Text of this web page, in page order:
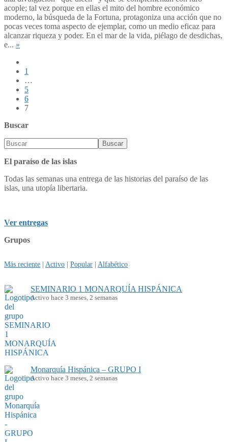
acople; tal vez porque en ellas el mito del hombre económico
moderno, la búsqueda de la Fortuna, protagoniza una acción que no
pocas veces toma aspecto de ejemplar, como un medio eficaz para
alcanzar riqueza y poder. En el mar de la vida, piélago de desdichas,
e... »
1
…
5
6
7
Buscar
El paraíso de las islas
Todas las semanas una entrega de las historias del paraíso de las
islas, una utopía libertaria.
Ver entregas
Grupos
Más reciente | Activo | Popular | Alfabético
SEMINARIO 1 MONARQUÍA HISPÁNICA
Activo hace 3 meses, 2 semanas
Monarquía Hispánica – GRUPO I
Activo hace 3 meses, 2 semanas